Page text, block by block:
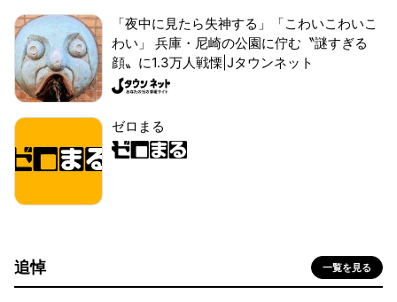
「夜中に見たら失神する」「こわいこわいこ
わい」 兵庫・尼崎の公園に佇む〝謎すぎる
顔〟に1.3万人戦慄|Jタウンネット
ゼロまる
追悼 一覧を見る